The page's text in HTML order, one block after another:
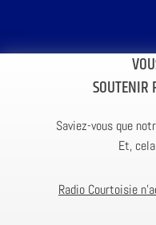
SOUTENIR
Saviez-vous que
Et,
Radio Courtoisie